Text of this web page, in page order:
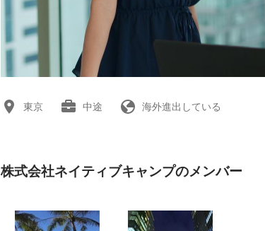
東京 中途 海外進出している
株式会社ネイティブキャンプのメンバー